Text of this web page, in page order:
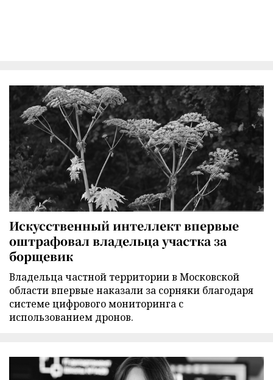
Искусственный интеллект впервые
оштрафовал владельца участка за
борщевик
Владельца частной территории в Московской
области впервые наказали за сорняки благодаря
системе цифрового мониторинга с
использованием дронов.